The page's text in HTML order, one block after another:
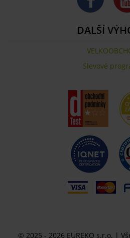
DALŠÍ
Slevové
© 2025 - 2026 EUREKO s.r.o. |